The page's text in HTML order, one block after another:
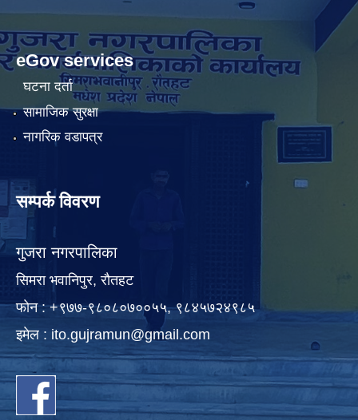
eGov services
घटना दर्ता
सामाजिक सुरक्षा
नागरिक वडापत्र
सम्पर्क विवरण
गुजरा नगरपालिका
सिमरा भवानिपुर, राैतहट
फाेन : +९७७-९८०८०७००५५, ९८४५७२४९८५
इमेल : ito.gujramun@gmail.com